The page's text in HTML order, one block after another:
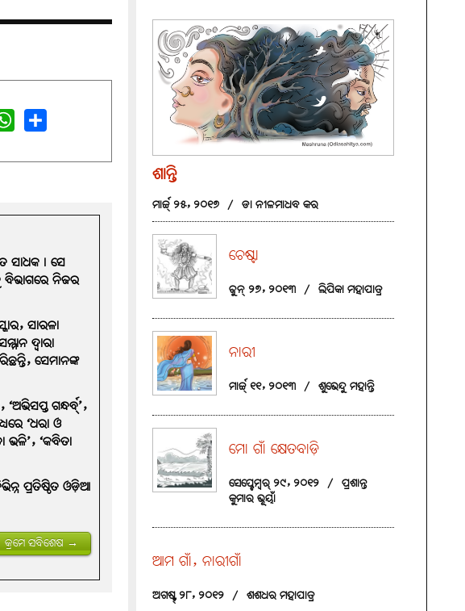
ସାଧକ। ସେ
ବିଭାଗରେ ନିଜର
ସାରଳା
ଦ୍ୱାରା
ସେମାନଙ୍କ
ଗନ୍ଧର୍ବ୍’,
‘ଧରା ଓ
ଭଳି’, ‘କବିତା
ପ୍ରତିଷ୍ଠିତ ଓଡ଼ିଆ
କ୍ରମେ ସବିଶେଷ →
ଶାନ୍ତି
ମାର୍ଚ୍ଚ୍ ୨୫, ୨୦୧୭ / ଡା ନୀଳମାଧବ କର
ଚେଷ୍ଟା
ଜୁନ୍ ୨୭, ୨୦୧୩ / ଲିପିକା ମହାପାତ୍ର
ନାରୀ
ମାର୍ଚ୍ଚ୍ ୧୧, ୨୦୧୩ / ଶୁଭେନ୍ଦୁ ମହାନ୍ତି
ମୋ ଗାଁ କ୍ଷେତବାଡ଼ି
ସେପ୍ଟେମ୍ବର୍ ୨୯, ୨୦୧୨ / ପ୍ରଶାନ୍ତ
କୁମାର ଭୂୟାଁ
ଆମ ଗାଁ, ନାରୀଗାଁ
ଅଗଷ୍ଟ୍ ୨୮, ୨୦୧୨ / ଶଶଧର ମହାପାତ୍ର